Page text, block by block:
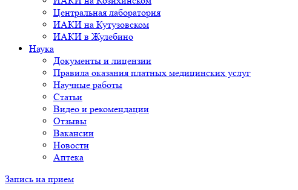
Центральная лаборатория
ИАКИ на Кутузовском
ИАКИ в Жулебино
Наука
Документы и лицензии
Правила оказания платных медицинских услуг
Научные работы
Статьи
Видео и рекомендации
Отзывы
Вакансии
Новости
Аптека
Запись на прием